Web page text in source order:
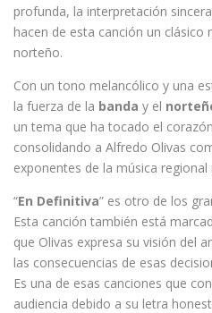
profunda, la interpretación
hacen de esta canción un
norteño.
Con un tono melancólico y una
la fuerza de la banda y el
un tema que ha tocado el
consolidando a Alfredo Olivas
exponentes de la música regional
“En Definitiva” es otro de los
Esta canción también está
que Olivas expresa su visión del
las consecuencias de esas
Es una de esas canciones que
audiencia debido a su letra